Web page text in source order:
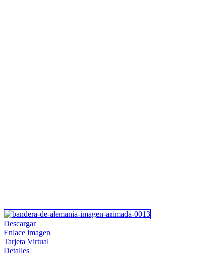
Descargar
Enlace imagen
Tarjeta Virtual
Detalles